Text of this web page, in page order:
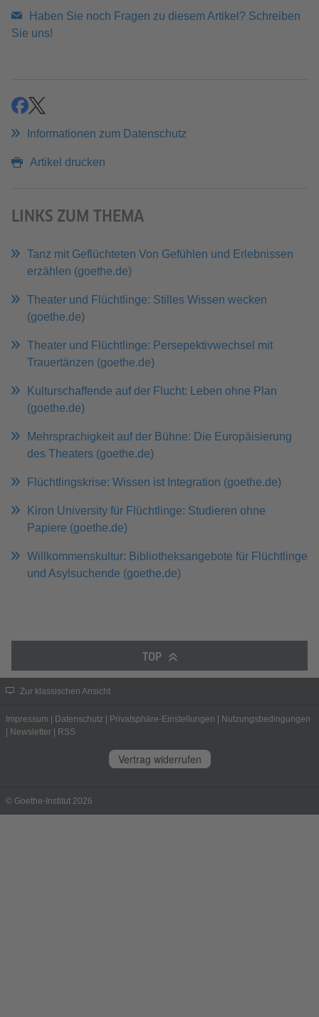
Haben Sie noch Fragen zu diesem Artikel? Schreiben
Sie uns!
teilenteilen
Informationen zum Datenschutz
Artikel drucken
LINKS ZUM THEMA
Tanz mit Geflüchteten Von Gefühlen und Erlebnissen
erzählen (goethe.de)
Theater und Flüchtlinge: Stilles Wissen wecken
(goethe.de)
Theater und Flüchtlinge: Persepektivwechsel mit
Trauertänzen (goethe.de)
Kulturschaffende auf der Flucht: Leben ohne Plan
(goethe.de)
Mehrsprachigkeit auf der Bühne: Die Europäisierung
des Theaters (goethe.de)
Flüchtlingskrise: Wissen ist Integration (goethe.de)
Kiron University für Flüchtlinge: Studieren ohne
Papiere (goethe.de)
Willkommenskultur: Bibliotheksangebote für Flüchtlinge
und Asylsuchende (goethe.de)
TOP
Zur klassischen Ansicht
Impressum Datenschutz Privatsphäre-Einstellungen
Nutzungsbedingungen
Newsletter RSS
Vertrag widerrufen
© Goethe-Institut 2026